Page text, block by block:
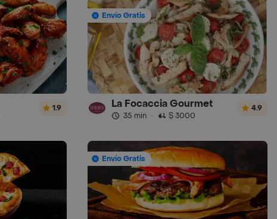
1.9
Envío Gratis
La Focaccia Gourmet
35 min · $ 3000
4.9
Envío Gratis